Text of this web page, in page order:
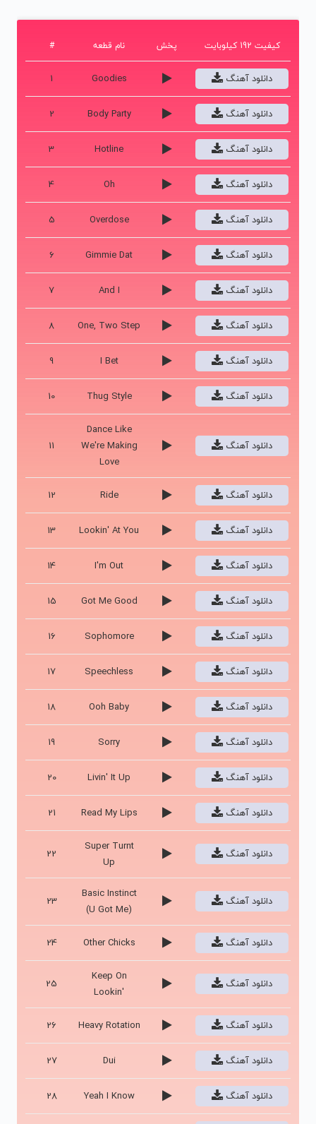
# نام قطعه پخش کیفیت 192 کیلوبایت
1 Goodies دانلود آهنگ
2 Body Party دانلود آهنگ
3 Hotline دانلود آهنگ
4 Oh دانلود آهنگ
5 Overdose دانلود آهنگ
6 Gimmie Dat دانلود آهنگ
7 And I دانلود آهنگ
8 One, Two Step دانلود آهنگ
9 I Bet دانلود آهنگ
10 Thug Style دانلود آهنگ
11
Dance Like
We're Making
Love
دانلود آهنگ
12 Ride دانلود آهنگ
13 Lookin' At You دانلود آهنگ
14 I'm Out دانلود آهنگ
15 Got Me Good دانلود آهنگ
16 Sophomore دانلود آهنگ
17 Speechless دانلود آهنگ
18 Ooh Baby دانلود آهنگ
19 Sorry دانلود آهنگ
20 Livin' It Up دانلود آهنگ
21 Read My Lips دانلود آهنگ
22
Super Turnt
Up
دانلود آهنگ
23
Basic Instinct
(U Got Me)
دانلود آهنگ
24 Other Chicks دانلود آهنگ
25
Keep On
Lookin'
دانلود آهنگ
26 Heavy Rotation دانلود آهنگ
27 Dui دانلود آهنگ
28 Yeah I Know دانلود آهنگ